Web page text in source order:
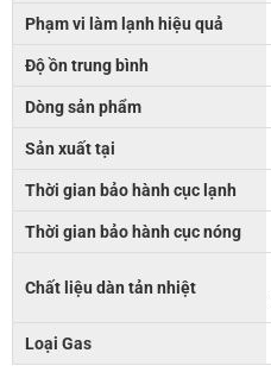
Phạm vi làm lạnh hiệu quả
Độ ồn trung bình
Dòng sản phẩm
Sản xuất tại
Thời gian bảo hành cục lạnh
Thời gian bảo hành cục nóng
Chất liệu dàn tản nhiệt
Loại Gas